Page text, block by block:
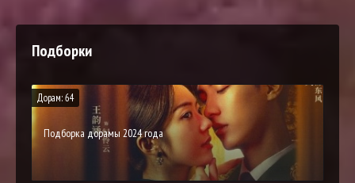
Подборки
Дорам: 64
Подборка дорамы 2024 года